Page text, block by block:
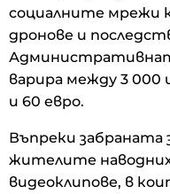
социалните мрежи
дронове и
варира между 3 000
и 60 евро.
Въпреки забраната
жителите
видеоклипове, в